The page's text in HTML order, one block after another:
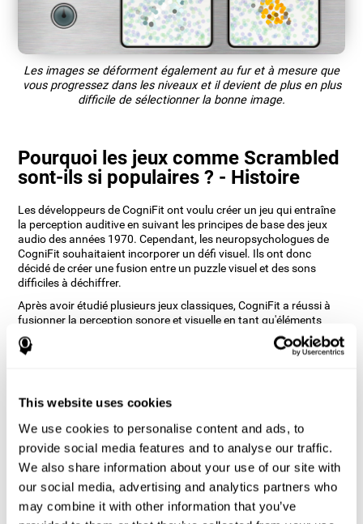
This website uses cookies
We use cookies to personalise content and ads, to
provide social media features and to analyse our traffic.
We also share information about your use of our site with
our social media, advertising and analytics partners who
may combine it with other information that you’ve
Les images se déforment également au fur et à mesure que
vous progressez dans les niveaux et il devient de plus en plus
difficile de sélectionner la bonne image.
Pourquoi les jeux comme Scrambled
sont-ils si populaires ? - Histoire
Les développeurs de CogniFit ont voulu créer un jeu qui entraîne
la perception auditive en suivant les principes de base des jeux
audio des années 1970. Cependant, les neuropsychologues de
CogniFit souhaitaient incorporer un défi visuel. Ils ont donc
décidé de créer une fusion entre un puzzle visuel et des sons
difficiles à déchiffrer.
Après avoir étudié plusieurs jeux classiques, CogniFit a réussi à
fusionner la perception sonore et visuelle en tant qu'éléments
principaux et, en plus, a pu incorporer l'attention focalisée de
manière à ce qu'elle puisse être entraînée simultanément.
Comment le jeu mental Scrambled
améliore-t-il mes capacités
cognitives ?
Utiliser des jeux comme Scrambled de CogniFit stimule un modèle
d'activation neuronale spécifique. Une stimulation constante de
nos compétences peut contribuer à la création de nouvelles